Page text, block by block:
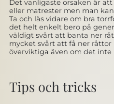
Det vanligaste orsaken är
eller matrester men man
Ta och läs vidare om bra
det helt enkelt bero på
väldigt svårt att banta ner
mycket svårt att få ner
överviktiga även om det inte
Tips och tricks